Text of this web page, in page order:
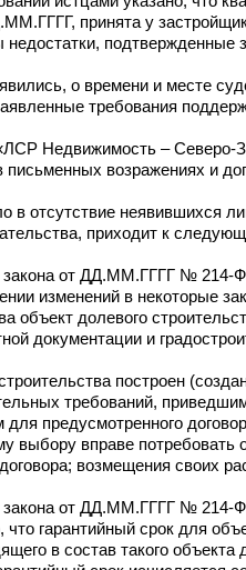
принята у
недостатки,
о времени и месте
требования
Недвижимость – Северо-
письменных возражениях и
в отсутствие неявившихся
приходит к
закона от ДД.ММ.ГГГГ № 214-
изменений в некоторые
объект долевого
документации и
построен
требований,
предусмотренного
выбору вправе потребовать
возмещения своих
от ДД.ММ.ГГГГ № 214-
гарантийный срок для
в состав такого